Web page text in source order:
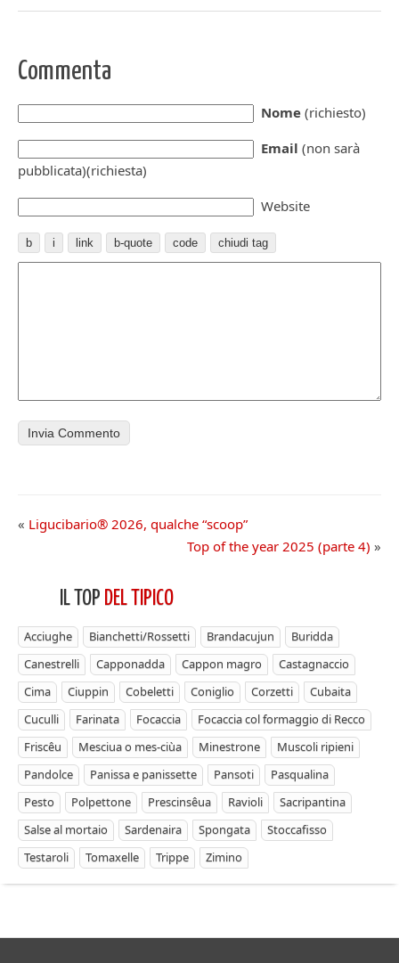
Commenta
Nome (richiesto)
Email (non sarà
pubblicata)(richiesta)
Website
« Ligucibario® 2026, qualche “scoop”
Top of the year 2025 (parte 4) »
IL TOP DEL TIPICO
Acciughe Bianchetti/Rossetti Brandacujun
Buridda
Canestrelli
Capponadda Cappon magro
Castagnaccio
Cima
Ciuppin Cobeletti Coniglio Corzetti
Cubaita
Cuculli
Farinata Focaccia
Focaccia col formaggio di Recco
Friscêu
Mesciua o mes-ciùa Minestrone
Muscoli ripieni
Pandolce
Panissa e panissette Pansoti
Pasqualina
Pesto
Polpettone Prescinsêua Ravioli
Sacripantina
Salse al mortaio
Sardenaira Spongata
Stoccafisso
Testaroli
Tomaxelle Trippe Zimino